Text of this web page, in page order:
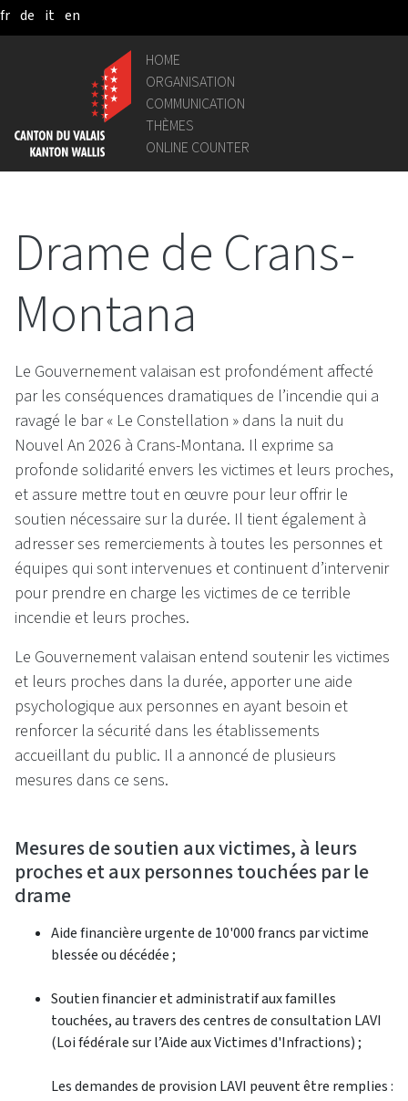
Skip to Main Content
fr de it en
HOME
ORGANISATION
COMMUNICATION
THÈMES
ONLINE COUNTER
Drame de Crans-
Montana
Le Gouvernement valaisan est profondément affecté
par les conséquences dramatiques de l’incendie qui a
ravagé le bar « Le Constellation » dans la nuit du
Nouvel An 2026 à Crans-Montana. Il exprime sa
profonde solidarité envers les victimes et leurs proches,
et assure mettre tout en œuvre pour leur offrir le
soutien nécessaire sur la durée. Il tient également à
adresser ses remerciements à toutes les personnes et
équipes qui sont intervenues et continuent d’intervenir
pour prendre en charge les victimes de ce terrible
incendie et leurs proches.
Le Gouvernement valaisan entend soutenir les victimes
et leurs proches dans la durée, apporter une aide
psychologique aux personnes en ayant besoin et
renforcer la sécurité dans les établissements
accueillant du public. Il a annoncé de plusieurs
mesures dans ce sens.
Mesures de soutien aux victimes, à leurs
proches et aux personnes touchées par le
drame
Aide financière urgente de 10'000 francs par victime
blessée ou décédée ;
Soutien financier et administratif aux familles
touchées, au travers des centres de consultation LAVI
(Loi fédérale sur l’Aide aux Victimes d'Infractions) ;
Les demandes de provision LAVI peuvent être remplies :